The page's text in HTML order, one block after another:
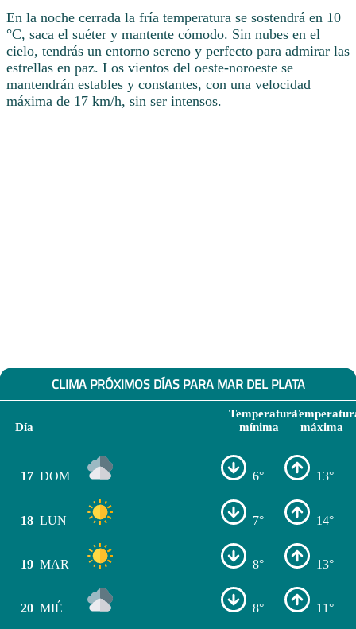
En la noche cerrada la fría temperatura se sostendrá en 10
°C, saca el suéter y mantente cómodo. Sin nubes en el
cielo, tendrás un entorno sereno y perfecto para admirar las
estrellas en paz. Los vientos del oeste-noroeste se
mantendrán estables y constantes, con una velocidad
máxima de 17 km/h, sin ser intensos.
CLIMA PRÓXIMOS DÍAS PARA MAR DEL PLATA
Día
Temperatura
mínima
máxima
17 DOM 6° 13°
18 LUN 7° 14°
19 MAR 8° 13°
20 MIÉ 8° 11°